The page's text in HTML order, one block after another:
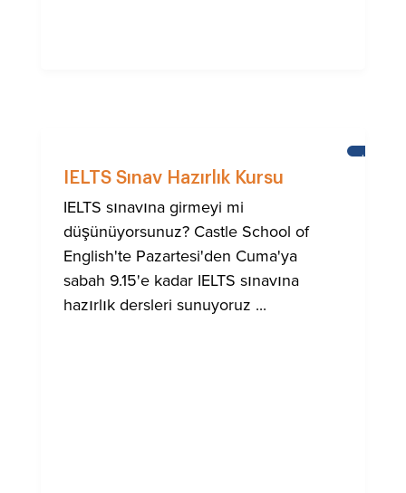
IELTS Sınav Hazırlık Kursu
IELTS sınavına girmeyi mi
düşünüyorsunuz? Castle School of
English'te Pazartesi'den Cuma'ya
sabah 9.15'e kadar IELTS sınavına
hazırlık dersleri sunuyoruz ...